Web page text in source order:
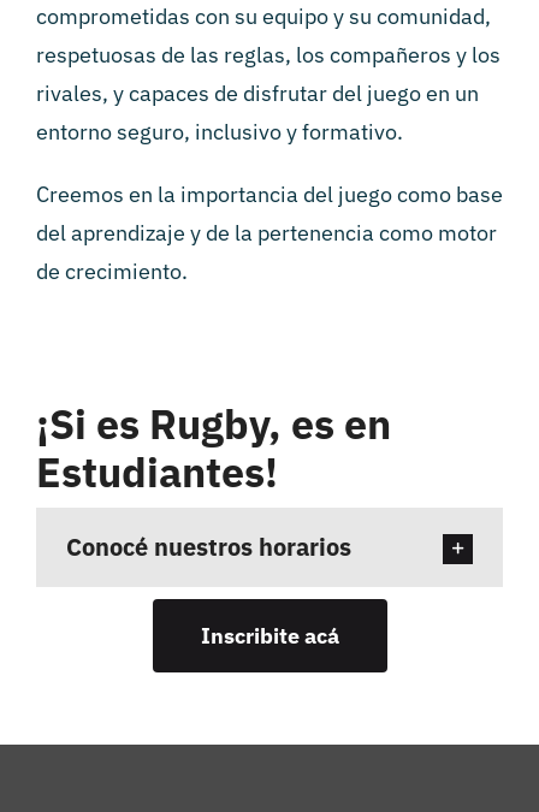
comprometidas con su equipo y su comunidad,
respetuosas de las reglas, los compañeros y los
rivales, y capaces de disfrutar del juego en un
entorno seguro, inclusivo y formativo.
Creemos en la importancia del juego como base
del aprendizaje y de la pertenencia como motor
de crecimiento.
¡Si es Rugby, es en
Estudiantes!
Conocé nuestros horarios
Inscribite acá